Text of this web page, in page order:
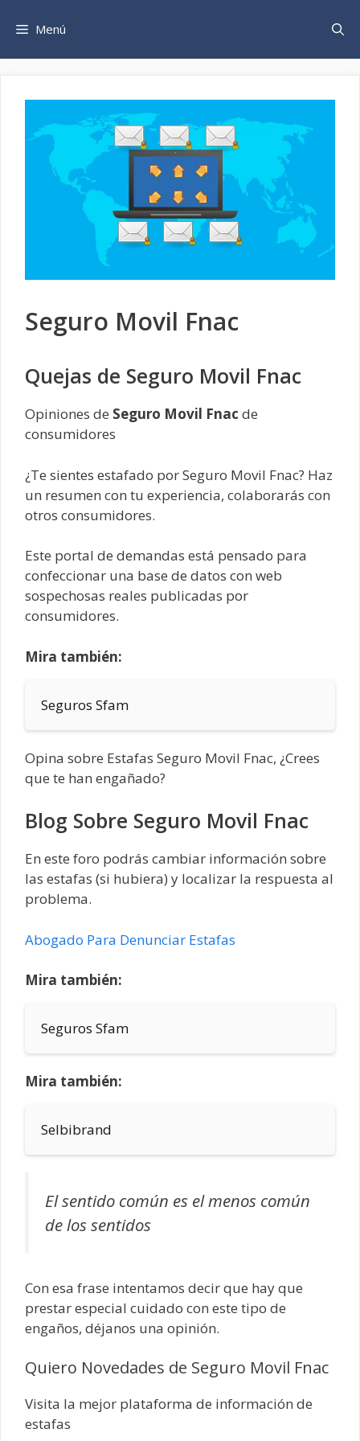
Menú
Seguro Movil Fnac
Quejas de Seguro Movil Fnac
Opiniones de Seguro Movil Fnac de
consumidores
¿Te sientes estafado por Seguro Movil Fnac? Haz
un resumen con tu experiencia, colaborarás con
otros consumidores.
Este portal de demandas está pensado para
confeccionar una base de datos con web
sospechosas reales publicadas por
consumidores.
Mira también:
Seguros Sfam
Opina sobre Estafas Seguro Movil Fnac, ¿Crees
que te han engañado?
Blog Sobre Seguro Movil Fnac
En este foro podrás cambiar información sobre
las estafas (si hubiera) y localizar la respuesta al
problema.
Abogado Para Denunciar Estafas
Mira también:
Seguros Sfam
Mira también:
Selbibrand
El sentido común es el menos común
de los sentidos
Con esa frase intentamos decir que hay que
prestar especial cuidado con este tipo de
engaños, déjanos una opinión.
Quiero Novedades de Seguro Movil Fnac
Visita la mejor plataforma de información de
estafas